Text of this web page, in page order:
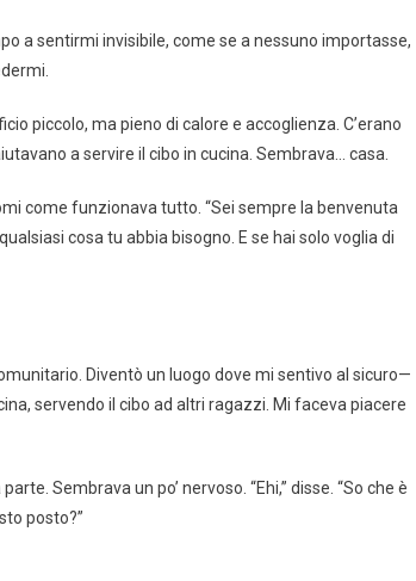
a sentirmi invisibile, come se a nessuno importasse,
piccolo, ma pieno di calore e accoglienza. C’erano
a servire il cibo in cucina. Sembrava… casa.
come funzionava tutto. “Sei sempre la benvenuta
cosa tu abbia bisogno. E se hai solo voglia di
Diventò un luogo dove mi sentivo al sicuro—
servendo il cibo ad altri ragazzi. Mi faceva piacere
Sembrava un po’ nervoso. “Ehi,” disse. “So che è
posto?”